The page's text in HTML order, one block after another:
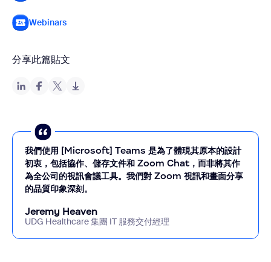
Webinars
分享此篇貼文
我們使用 [Microsoft] Teams 是為了體現其原本的設計
初衷，包括協作、儲存文件和 Zoom Chat，而非將其作
為全公司的視訊會議工具。我們對 Zoom 視訊和畫面分享
的品質印象深刻。
Jeremy Heaven
UDG Healthcare 集團 IT 服務交付經理